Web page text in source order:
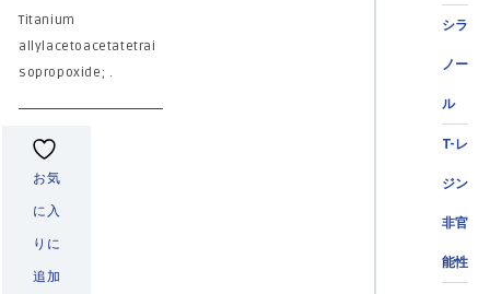
シラ
ノー
ル
T-レ
ジン
非官
能性
Titanium
allylacetoacetatetrai
sopropoxide; .
お気
に入
りに
追加